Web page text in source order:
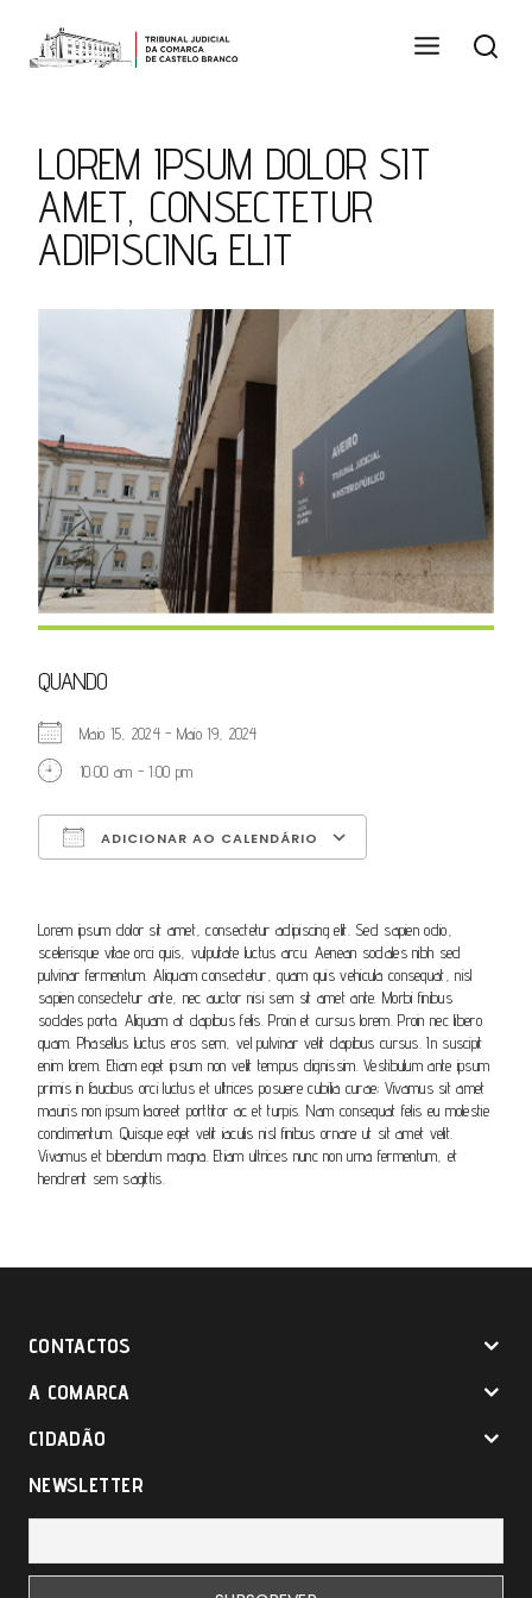
content
LOREM IPSUM DOLOR SIT
AMET, CONSECTETUR
ADIPISCING ELIT
QUANDO
Maio 15, 2024 - Maio 19, 2024
10:00 am - 1:00 pm
ADICIONAR AO CALENDÁRIO
Lorem ipsum dolor sit amet, consectetur adipiscing elit. Sed sapien odio,
scelerisque vitae orci quis, vulputate luctus arcu. Aenean sodales nibh sed
pulvinar fermentum. Aliquam consectetur, quam quis vehicula consequat, nisl
sapien consectetur ante, nec auctor nisi sem sit amet ante. Morbi finibus
sodales porta. Aliquam at dapibus felis. Proin et cursus lorem. Proin nec libero
quam. Phasellus luctus eros sem, vel pulvinar velit dapibus cursus. In suscipit
enim lorem. Etiam eget ipsum non velit tempus dignissim. Vestibulum ante ipsum
primis in faucibus orci luctus et ultrices posuere cubilia curae; Vivamus sit amet
mauris non ipsum laoreet porttitor ac et turpis. Nam consequat felis eu molestie
condimentum. Quisque eget velit iaculis nisl finibus ornare ut sit amet velit.
Vivamus et bibendum magna. Etiam ultrices nunc non urna fermentum, et
hendrerit sem sagittis.
CONTACTOS
A COMARCA
CIDADÃO
NEWSLETTER